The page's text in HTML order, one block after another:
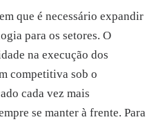
que é necessário expandir
para os setores. O
na execução dos
competitiva sob o
cada vez mais
se manter à frente. Para